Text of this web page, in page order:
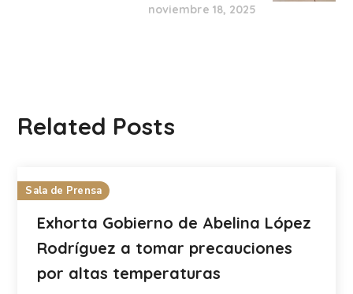
noviembre 18, 2025
Related Posts
Sala de Prensa
Exhorta Gobierno de Abelina López
Rodríguez a tomar precauciones
por altas temperaturas